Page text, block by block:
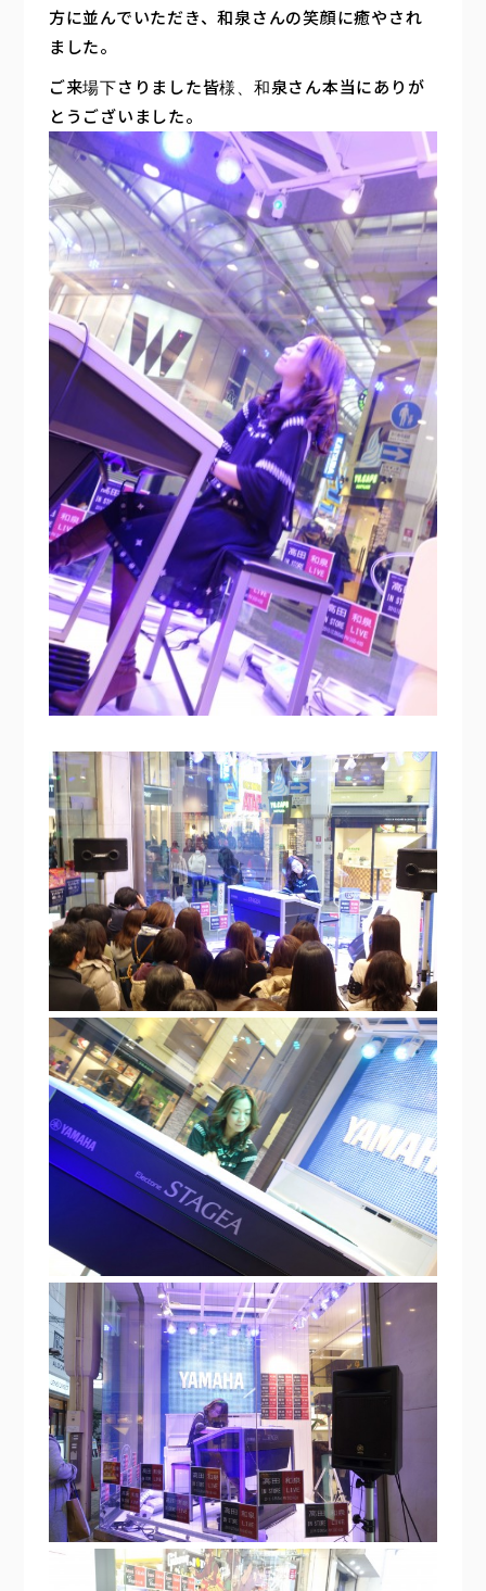
方に並んでいただき、和泉さんの笑顔に癒やされ
ました。
ご来場下さりました皆様、和泉さん本当にありが
とうございました。